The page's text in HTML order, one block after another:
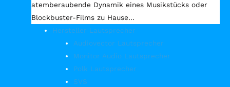
atemberaubende Dynamik eines Musikstücks oder
Blockbuster-Films zu Hause…
Hersteller Lautsprecher
Audiovector Lautsprecher
Monitor Audio Lautsprecher
Polk Lautsprecher
SVS